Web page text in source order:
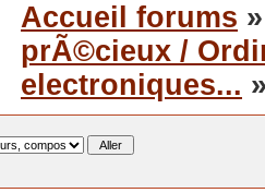
Accueil forums
prÃ©cieux /
electroniques...